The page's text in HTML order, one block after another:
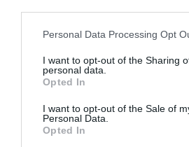
Personal Data Processing Opt
I want to opt-out of the Sharing
personal data.
Opted In
I want to opt-out of the Sale of
Personal Data.
Opted In
Barcelona ha rebut un total
passatgers, inclosos els
(2,3 milions de persones). En
que han fet servir la
crescut un 8,7%.